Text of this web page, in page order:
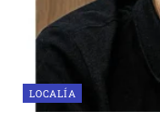
LOCALÍA